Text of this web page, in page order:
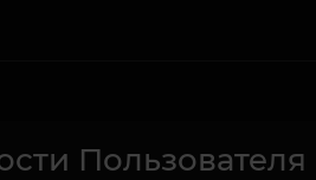
Пользователя